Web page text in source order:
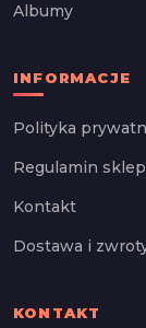
Albumy
INFORMACJE
Polityka
Regulamin
Kontakt
Dostawa i
KONTAKT